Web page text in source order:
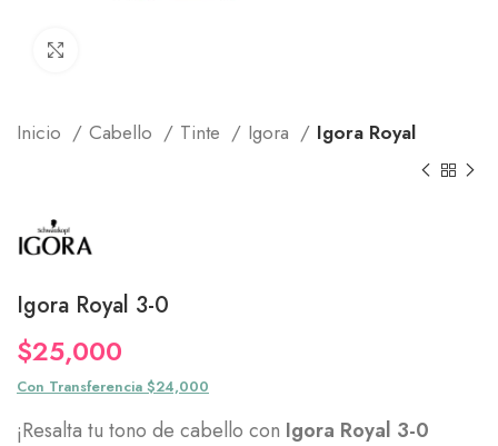
Inicio Cabello Tinte Igora Igora Royal
Igora Royal 3-0
$25,000
Con Transferencia $24,000
¡Resalta tu tono de cabello con Igora Royal 3-0